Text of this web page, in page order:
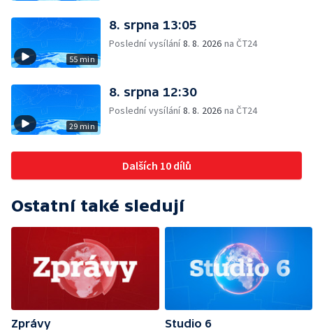
55 min
8. srpna 13:05
Poslední vysílání8. 8. 2026 na ČT24
29 min
8. srpna 12:30
Poslední vysílání8. 8. 2026 na ČT24
Dalších 10 dílů
Ostatní také sledují
Zprávy
Studio 6